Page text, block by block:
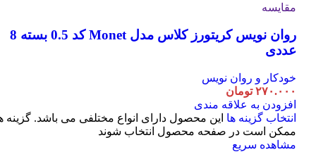
مقایسه
روان نویس کریتورز کلاس مدل Monet کد 0.5 بسته 8
عددی
خودکار و روان نویس
۲۷۰.۰۰۰ تومان
افزودن به علاقه مندی
انتخاب گزینه ها این محصول دارای انواع مختلفی می باشد. گزینه
ممکن است در صفحه محصول انتخاب شوند
مشاهده سریع